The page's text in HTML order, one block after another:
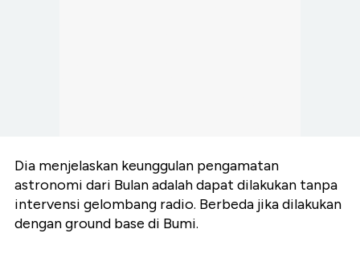
Dia menjelaskan keunggulan pengamatan
astronomi dari Bulan adalah dapat dilakukan tanpa
intervensi gelombang radio. Berbeda jika dilakukan
dengan ground base di Bumi.